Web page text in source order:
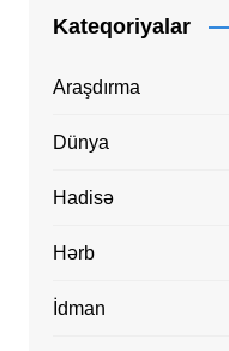
Kateqoriyalar
Araşdırma
Dünya
Hadisə
Hərb
İdman